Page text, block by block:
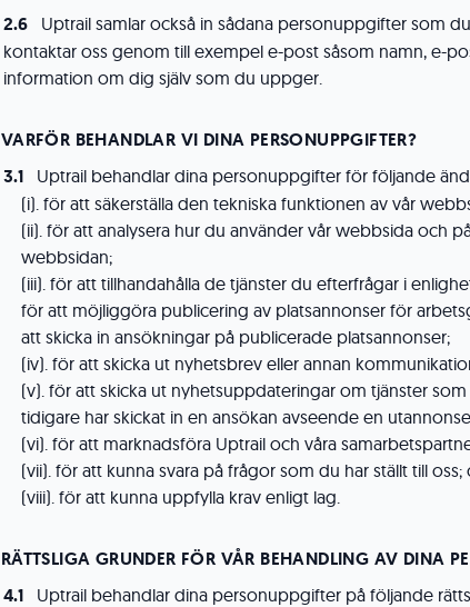
Uptrail samlar också in sådana personuppgifter som
kontaktar oss genom till exempel e-post såsom namn, e-
information om dig själv som du uppger.
VARFÖR BEHANDLAR VI DINA PERSONUPPGIFTER?
Uptrail behandlar dina personuppgifter för följande
(i). för att säkerställa den tekniska funktionen av vår
(ii). för att analysera hur du använder vår webbsida och
webbsidan;
(iii). för att tillhandahålla de tjänster du efterfrågar i
för att möjliggöra publicering av platsannonser för
att skicka in ansökningar på publicerade platsannonser;
(iv). för att skicka ut nyhetsbrev eller annan
(v). för att skicka ut nyhetsuppdateringar om tjänster
tidigare har skickat in en ansökan avseende en
(vi). för att marknadsföra Uptrail och våra
(vii). för att kunna svara på frågor som du har ställt till oss;
(viii). för att kunna uppfylla krav enligt lag.
RÄTTSLIGA GRUNDER FÖR VÅR BEHANDLING AV DINA
Uptrail behandlar dina personuppgifter på följande